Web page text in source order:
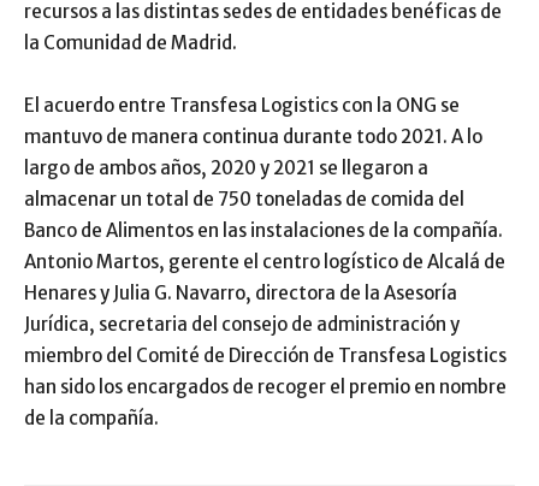
recursos a las distintas sedes de entidades benéficas de
la Comunidad de Madrid.
El acuerdo entre Transfesa Logistics con la ONG se
mantuvo de manera continua durante todo 2021. A lo
largo de ambos años, 2020 y 2021 se llegaron a
almacenar un total de 750 toneladas de comida del
Banco de Alimentos en las instalaciones de la compañía.
Antonio Martos, gerente el centro logístico de Alcalá de
Henares y Julia G. Navarro, directora de la Asesoría
Jurídica, secretaria del consejo de administración y
miembro del Comité de Dirección de Transfesa Logistics
han sido los encargados de recoger el premio en nombre
de la compañía.